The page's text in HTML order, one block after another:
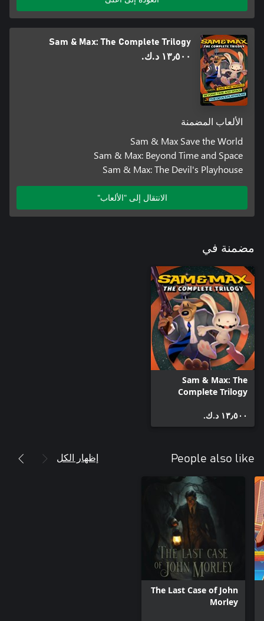
Sam & Max: The Complete Trilogy
١٣٫٥٠٠ د.ك.‏
الألعاب المضمنة
Sam & Max Save the World
Sam & Max: Beyond Time and Space
Sam & Max: The Devil's Playhouse
الانتقال إلى "الألعاب"
مضمنة في
Sam & Max: The
Complete Trilogy
١٣٫٥٠٠ د.ك.‏
People also like إظهار الكل
The Last Case of John
Morley